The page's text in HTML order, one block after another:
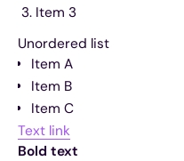
Item 3
Unordered list
Item A
Item B
Item C
Text link
Bold text